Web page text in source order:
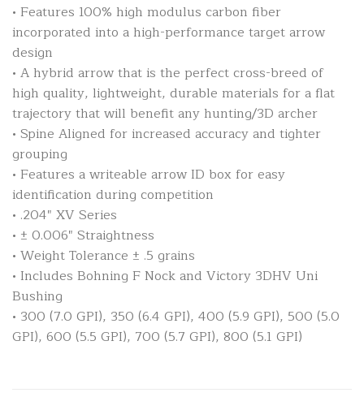
• Features 100% high modulus carbon fiber
incorporated into a high-performance target arrow
design
• A hybrid arrow that is the perfect cross-breed of
high quality, lightweight, durable materials for a flat
trajectory that will benefit any hunting/3D archer
• Spine Aligned for increased accuracy and tighter
grouping
• Features a writeable arrow ID box for easy
identification during competition
• .204″ XV Series
• ± 0.006″ Straightness
• Weight Tolerance ± .5 grains
• Includes Bohning F Nock and Victory 3DHV Uni
Bushing
• 300 (7.0 GPI), 350 (6.4 GPI), 400 (5.9 GPI), 500 (5.0
GPI), 600 (5.5 GPI), 700 (5.7 GPI), 800 (5.1 GPI)